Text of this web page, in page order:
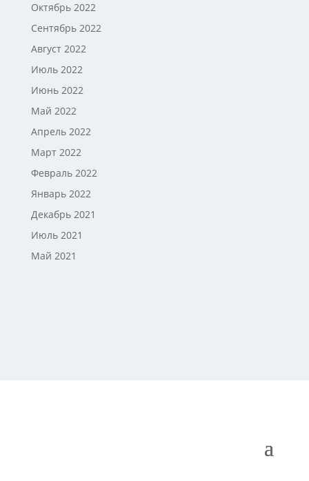
Октябрь 2022
Сентябрь 2022
Август 2022
Июль 2022
Июнь 2022
Май 2022
Апрель 2022
Март 2022
Февраль 2022
Январь 2022
Декабрь 2021
Июль 2021
Май 2021